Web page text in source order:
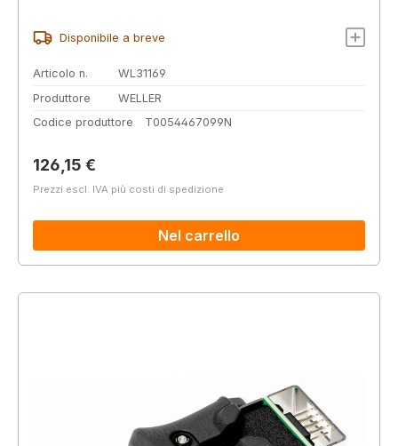
Disponibile a breve
Articolo n.
WL31169
Produttore
WELLER
Codice produttore
T0054467099N
Prezzo normale:
126,15 €
Prezzi escl. IVA più costi di spedizione
Nel carrello